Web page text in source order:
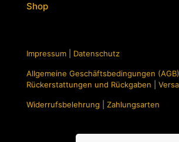
Shop
Impressum Datenschutz
Allgemeine Geschäftsbedingungen (AGB)
Rückerstattungen und Rückgaben
Widerrufsbelehrung Zahlungsarten